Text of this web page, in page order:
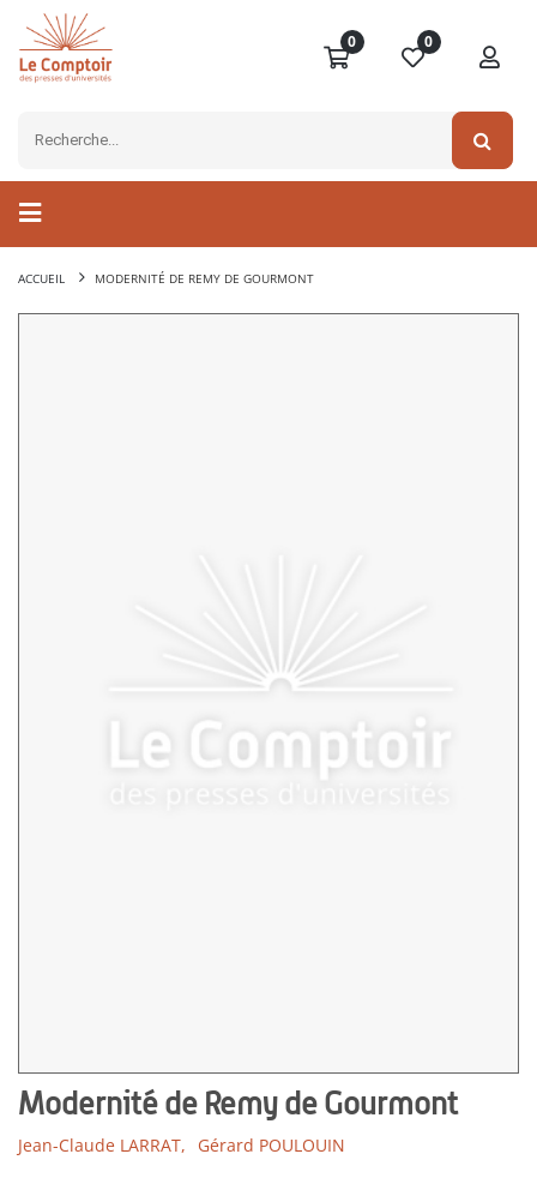
0 0
ACCUEIL MODERNITÉ DE REMY DE GOURMONT
Modernité de Remy de Gourmont
Jean-Claude LARRAT, Gérard POULOUIN